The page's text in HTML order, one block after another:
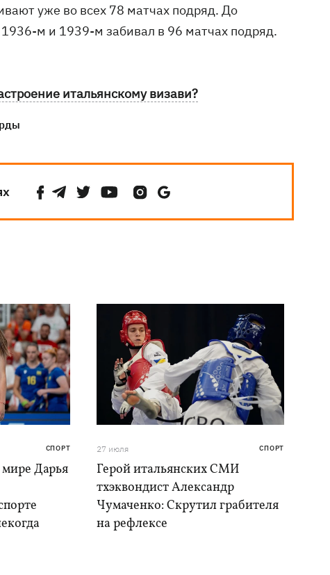
уже во всех 78 матчах подряд. До
м и 1939-м забивал в 96 матчах подряд.
итальянскому визави?
СПОРТ
Дарья
27 июля СПОРТ
Герой итальянских СМИ
тхэквондист Александр
Чумаченко: Скрутил грабителя
на рефлексе